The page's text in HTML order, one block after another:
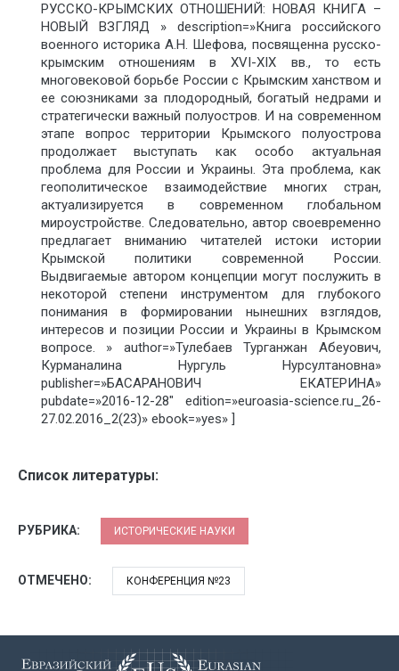
РУССКО-КРЫМСКИХ ОТНОШЕНИЙ: НОВАЯ КНИГА –
НОВЫЙ ВЗГЛЯД » description=»Книга российского
военного историка А.Н. Шефова, посвященна русско-
крымским отношениям в ХVI-ХIХ вв., то есть
многовековой борьбе России с Крымским ханством и
ее союзниками за плодородный, богатый недрами и
стратегически важный полуостров. И на современном
этапе вопрос территории Крымского полуострова
продолжает выступать как особо актуальная
проблема для России и Украины. Эта проблема, как
геополитическое взаимодействие многих стран,
актуализируется в современном глобальном
мироустройстве. Следовательно, автор своевременно
предлагает вниманию читателей истоки истории
Крымской политики современной России.
Выдвигаемые автором концепции могут послужить в
некоторой степени инструментом для глубокого
понимания в формировании нынешних взглядов,
интересов и позиции России и Украины в Крымском
вопросе. » author=»Тулебаев Турганжан Абеуович,
Курманалина Нургуль Нурсултановна»
publisher=»БАСАРАНОВИЧ ЕКАТЕРИНА»
pubdate=»2016-12-28″ edition=»euroasia-science.ru_26-
27.02.2016_2(23)» ebook=»yes» ]
Список литературы:
РУБРИКА: ИСТОРИЧЕСКИЕ НАУКИ
ОТМЕЧЕНО: КОНФЕРЕНЦИЯ №23